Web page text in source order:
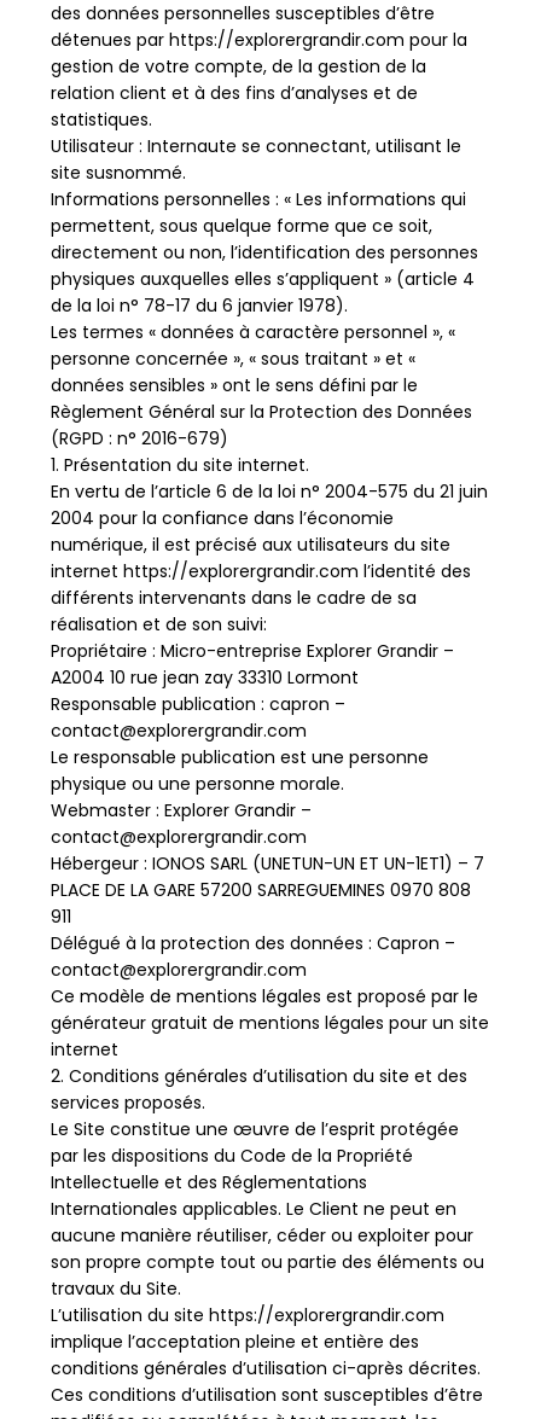
des données personnelles susceptibles d’être
détenues par https://explorergrandir.com pour la
gestion de votre compte, de la gestion de la
relation client et à des fins d’analyses et de
statistiques.
Utilisateur : Internaute se connectant, utilisant le
site susnommé.
Informations personnelles : « Les informations qui
permettent, sous quelque forme que ce soit,
directement ou non, l’identification des personnes
physiques auxquelles elles s’appliquent » (article 4
de la loi n° 78-17 du 6 janvier 1978).
Les termes « données à caractère personnel », «
personne concernée », « sous traitant » et «
données sensibles » ont le sens défini par le
Règlement Général sur la Protection des Données
(RGPD : n° 2016-679)
1. Présentation du site internet.
En vertu de l’article 6 de la loi n° 2004-575 du 21 juin
2004 pour la confiance dans l’économie
numérique, il est précisé aux utilisateurs du site
internet https://explorergrandir.com l’identité des
différents intervenants dans le cadre de sa
réalisation et de son suivi:
Propriétaire : Micro-entreprise Explorer Grandir –
A2004 10 rue jean zay 33310 Lormont
Responsable publication : capron –
contact@explorergrandir.com
Le responsable publication est une personne
physique ou une personne morale.
Webmaster : Explorer Grandir –
contact@explorergrandir.com
Hébergeur : IONOS SARL (UNETUN-UN ET UN-1ET1) – 7
PLACE DE LA GARE 57200 SARREGUEMINES 0970 808
911
Délégué à la protection des données : Capron –
contact@explorergrandir.com
Ce modèle de mentions légales est proposé par le
générateur gratuit de mentions légales pour un site
internet
2. Conditions générales d’utilisation du site et des
services proposés.
Le Site constitue une œuvre de l’esprit protégée
par les dispositions du Code de la Propriété
Intellectuelle et des Réglementations
Internationales applicables. Le Client ne peut en
aucune manière réutiliser, céder ou exploiter pour
son propre compte tout ou partie des éléments ou
travaux du Site.
L’utilisation du site https://explorergrandir.com
implique l’acceptation pleine et entière des
conditions générales d’utilisation ci-après décrites.
Ces conditions d’utilisation sont susceptibles d’être